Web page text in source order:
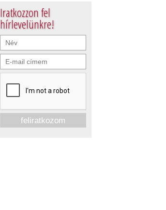
Iratkozzon fel
hírlevelünkre!